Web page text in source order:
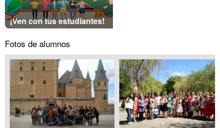
¡Ven con tus estudiantes!
Fotos de alumnos